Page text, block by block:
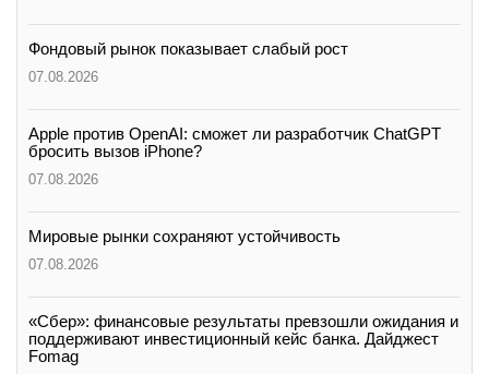
Фондовый рынок показывает слабый рост
07.08.2026
Apple против OpenAI: сможет ли разработчик ChatGPT
бросить вызов iPhone?
07.08.2026
Мировые рынки сохраняют устойчивость
07.08.2026
«Сбер»: финансовые результаты превзошли ожидания и
поддерживают инвестиционный кейс банка. Дайджест
Fomag